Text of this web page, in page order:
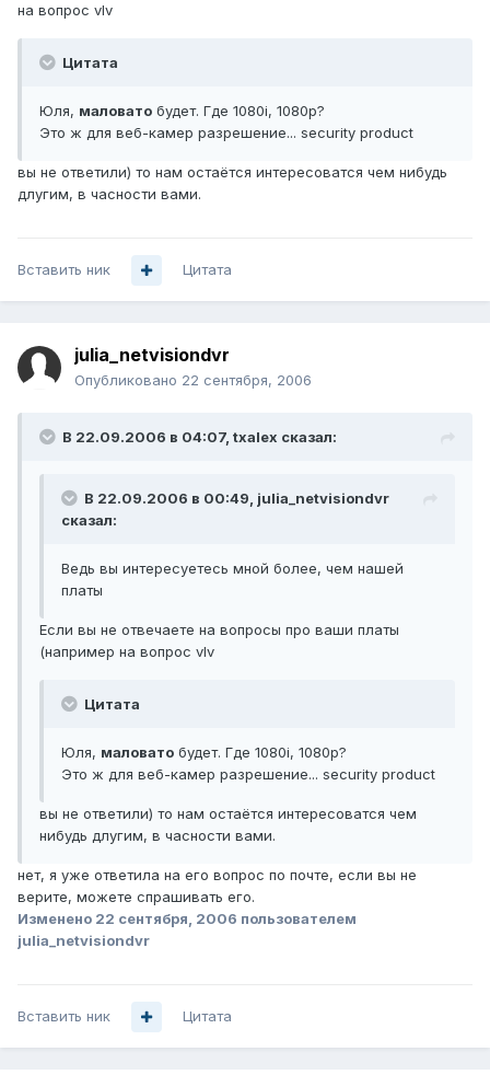
на вопрос vIv
Цитата
Юля, маловато будет. Где 1080i, 1080p?
Это ж для веб-камер разрешение... security product
вы не ответили) то нам остаётся интересоватся чем нибудь
длугим, в часности вами.
Вставить ник Цитата
julia_netvisiondvr
Опубликовано 22 сентября, 2006
В 22.09.2006 в 04:07, txalex сказал:
В 22.09.2006 в 00:49, julia_netvisiondvr
сказал:
Ведь вы интересуетесь мной более, чем нашей
платы
Если вы не отвечаете на вопросы про ваши платы
(например на вопрос vIv
Цитата
Юля, маловато будет. Где 1080i, 1080p?
Это ж для веб-камер разрешение... security product
вы не ответили) то нам остаётся интересоватся чем
нибудь длугим, в часности вами.
нет, я уже ответила на его вопрос по почте, если вы не
верите, можете спрашивать его.
Изменено 22 сентября, 2006 пользователем
julia_netvisiondvr
Вставить ник Цитата